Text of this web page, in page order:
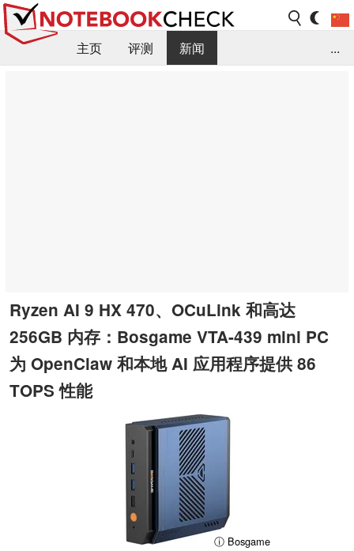
主页 评测
新闻
...
Ryzen AI 9 HX 470、OCuLink 和高达
256GB 内存：Bosgame VTA-439 mini PC
为 OpenClaw 和本地 AI 应用程序提供 86
TOPS 性能
ⓘ Bosgame